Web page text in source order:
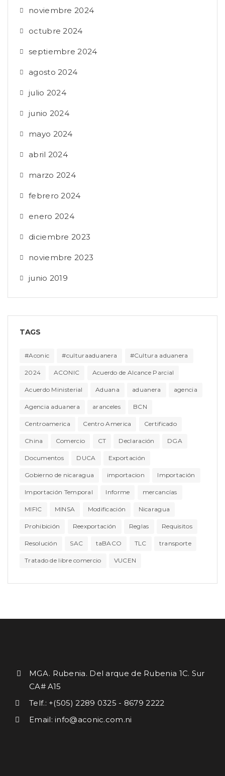
noviembre 2024
octubre 2024
septiembre 2024
agosto 2024
julio 2024
junio 2024
mayo 2024
abril 2024
marzo 2024
febrero 2024
enero 2024
diciembre 2023
noviembre 2023
junio 2019
TAGS
#Aconic #culturaaduanera #Cultura aduanera
2024 ACONIC Acuerdo de Alcance Parcial
Acuerdo Ministerial Aduana aduanera agencia
Agencia aduanera aranceles BCN
Centroamerica Centro America Certificado
China Comercio CT Declaración DGA
Documentos DUCA Exportación
Gobierno de nicaragua importacion Importación
Importación Temporal Informe mercancías
MIFIC MINSA Modificación Nicaragua
Prohibición Reexportación Reglas Requisitos
Resolución SAC taBACO TLC transporte
Tratado de libre comercio VUCEN
MGA. Rubenia. Del arque de Rubenia 1C. Sur
CA# A15
Telf.: +(505) 2289 0325 - 8679 2222
Email: info@aconic.com.ni